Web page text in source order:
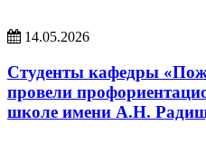
14.05.2026
Студенты кафедры
провели
школе имени А.Н.